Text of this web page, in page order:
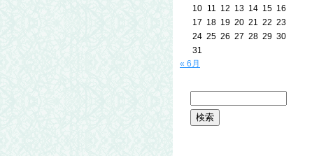
10 11 12 13 14 15 16
17 18 19 20 21 22 23
24 25 26 27 28 29 30
31
« 6月